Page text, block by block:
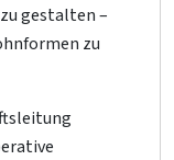
gestalten –
zu